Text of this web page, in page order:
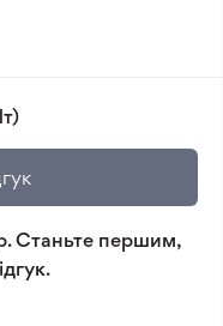
сезону.
за товар, що
з умовами
Станьте першим,